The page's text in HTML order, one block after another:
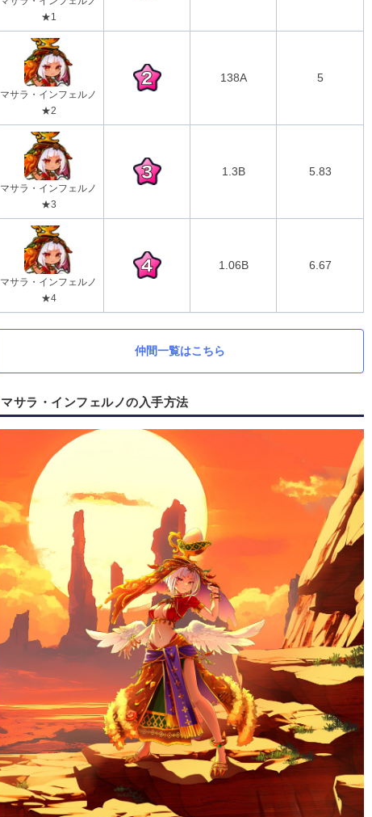
★1
マサラ・インフェルノ
★2
138A 5
マサラ・インフェルノ
★3
1.3B 5.83
マサラ・インフェルノ
★4
1.06B 6.67
仲間一覧はこちら
マサラ・インフェルノの入手方法